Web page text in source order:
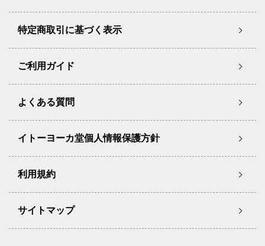
特定商取引に基づく表示
ご利用ガイド
よくある質問
イトーヨーカ堂個人情報保護方針
利用規約
サイトマップ